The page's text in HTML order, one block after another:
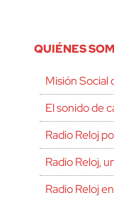
QUIÉNES
Misión Social
El sonido de
Radio Reloj
Radio Reloj,
Radio Reloj